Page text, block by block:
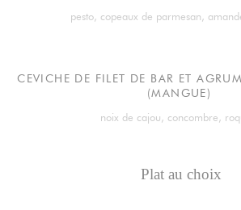
pesto, copeaux de parmesan,
CEVICHE DE FILET DE BAR ET
(MANGUE)
noix de cajou, concombre,
Plat au choix